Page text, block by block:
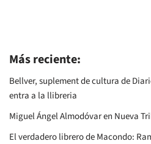
Más reciente:
Bellver, suplement de cultura de
entra a la llibreria
Miguel Ángel Almodóvar en Nueva
El verdadero librero de Macondo: